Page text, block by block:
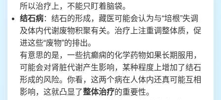
所以治疗上，不能只盯着脑袋。
结石病：结石的形成，藏医可能会认为与“培根”失调
及体内代谢废物积聚有关。治疗上注重调整体质，促
进这些“废物”的排出。
有意思的是，一些抗癫痫的化学药物如果长期服用，
可能会对肾脏代谢产生影响，某种程度上增加了结石
形成的风险。你看，这两个病在人体内还真可能互相
影响，这就凸显了整体治疗的重要性。